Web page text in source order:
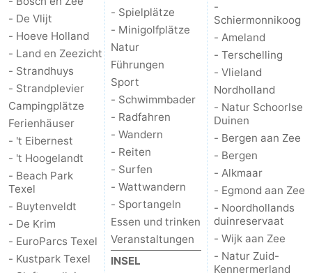
- De Vlijt
- Hoeve Holland
- Land en Zeezicht
- Strandhuys
- Strandplevier
Campingplätze
Ferienhäuser
- 't Eibernest
- 't Hoogelandt
- Beach Park
Texel
- Buytenveldt
- De Krim
- EuroParcs Texel
- Kustpark Texel
- Spielplätze
- Minigolfplätze
Natur
Führungen
Sport
- Schwimmbader
- Radfahren
- Wandern
- Reiten
- Surfen
- Wattwandern
- Sportangeln
Essen und trinken
Veranstaltungen
INSEL
-
Schiermonnikoog
- Ameland
- Terschelling
- Vlieland
Nordholland
- Natur Schoorlse
Duinen
- Bergen aan Zee
- Bergen
- Alkmaar
- Egmond aan Zee
- Noordhollands
duinreservaat
- Wijk aan Zee
- Natur Zuid-
Kennermerland